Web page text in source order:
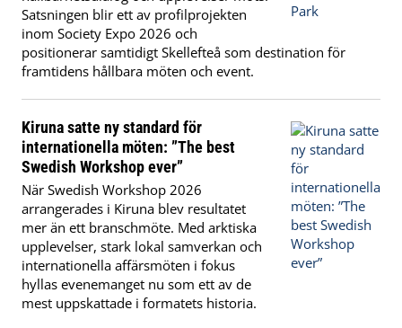
Satsningen blir ett av profilprojekten
inom Society Expo 2026 och
positionerar samtidigt Skellefteå som destination för
framtidens hållbara möten och event.
Kiruna satte ny standard för
internationella möten: ”The best
Swedish Workshop ever”
När Swedish Workshop 2026
arrangerades i Kiruna blev resultatet
mer än ett branschmöte. Med arktiska
upplevelser, stark lokal samverkan och
internationella affärsmöten i fokus
hyllas evenemanget nu som ett av de
mest uppskattade i formatets historia.